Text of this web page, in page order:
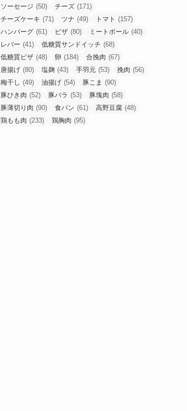
ソーセージ (50) チーズ (171)
チーズケーキ (71) ツナ (49) トマト (157)
ハンバーグ (61) ピザ (80) ミートボール (40)
レバー (41) 低糖質サンドイッチ (68)
低糖質ピザ (48) 卵 (184) 合挽肉 (67)
唐揚げ (80) 塩麹 (43) 手羽元 (53) 挽肉 (56)
梅干し (49) 油揚げ (54) 豚こま (90)
豚ひき肉 (52) 豚バラ (53) 豚塊肉 (58)
豚薄切り肉 (90) 食パン (61) 高野豆腐 (48)
鶏もも肉 (233) 鶏胸肉 (95)